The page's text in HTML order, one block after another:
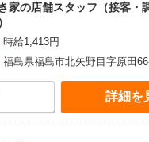
家の店舗スタッフ（接客・
時給1,413円
福島県福島市北矢野目字原田
詳細を